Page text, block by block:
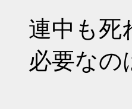
連中も
必要なの